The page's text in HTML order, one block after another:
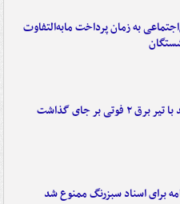
به زمان پرداخت مابه‌التفاوت
۲ فوتی بر جای گذاشت
برای اسناد سبزرنگ ممنوع شد